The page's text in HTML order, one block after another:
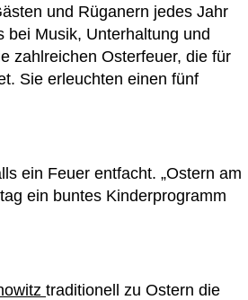
und Rüganern jedes Jahr
bei Musik, Unterhaltung und
zahlreichen Osterfeuer, die für
Sie erleuchten einen fünf
ein Feuer entfacht. „Ostern am
ein buntes Kinderprogramm
traditionell zu Ostern die